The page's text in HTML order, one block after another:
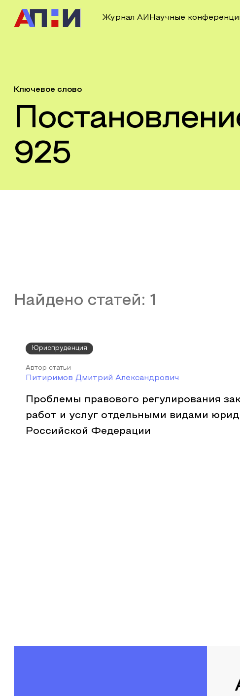
Журнал АИ Научные
Ключевое слово
925
Найдено статей: 1
Юриспруденция
Автор статьи
Питиримов Дмитрий Александрович
Проблемы правового регулирования
работ и услуг отдельными видами
Российской Федерации